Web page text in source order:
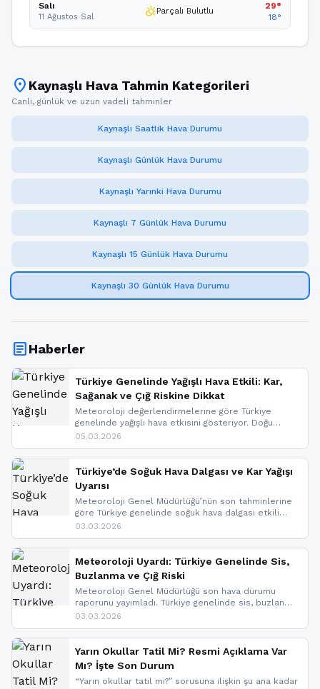
Salı
11 Ağustos Sal partly_cloudy_dayParçalı Bulutlu
29°
18°
location_on Kaynaşlı Hava Tahmin Kategorileri
Canlı, günlük ve uzun vadeli tahminler
Kaynaşlı Saatlik Hava Durumu
Kaynaşlı Günlük Hava Durumu
Kaynaşlı Yarınki Hava Durumu
Kaynaşlı 7 Günlük Hava Durumu
Kaynaşlı 15 Günlük Hava Durumu
Kaynaşlı 30 Günlük Hava Durumu
articleHaberler
Türkiye Genelinde Yağışlı Hava Etkili: Kar,
Sağanak ve Çığ Riskine Dikkat
Meteoroloji değerlendirmelerine göre Türkiye
genelinde yağışlı hava etkisini gösteriyor. Doğu
bölgelerinde kar yağışı beklenirken Marmara ve
ise çığ tehlikesi bulunuyor. İç kesimlerde sis ve pus
nedeniyle görüş mesafesinde azalma
yaşanabileceği belirtiliyor.
05.03.2026
Türkiye’de Soğuk Hava Dalgası ve Kar Yağışı
Uyarısı
Meteoroloji Genel Müdürlüğü’nün son tahminlerine
göre Türkiye genelinde soğuk hava dalgası etkili
oluyor. Birçok il için kar yağışı ve buzlanma uyarısı
03.03.2026
Meteoroloji Uyardı: Türkiye Genelinde Sis,
Buzlanma ve Çığ Riski
Meteoroloji Genel Müdürlüğü son hava durumu
raporunu yayımladı. Türkiye genelinde sis, buzlanma
ve don beklenirken Doğu Anadolu ve Doğu
yapıldı. İşte son dakika meteoroloji gelişmeleri.
03.03.2026
Yarın Okullar Tatil Mi? Resmi Açıklama Var
Mı? İşte Son Durum
“Yarın okullar tatil mi?” sorusuna ilişkin şu ana kadar